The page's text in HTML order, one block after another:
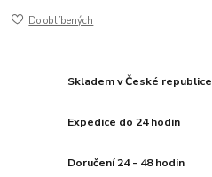
Do oblíbených
Skladem v České republice
Expedice do 24 hodin
Doručení 24 - 48 hodin